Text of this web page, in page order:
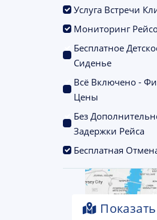
Услуга Встречи
Мониторинг
Бесплатное
Сиденье
Всё Включено -
Цены
Без
Задержки Рейса
Бесплатная